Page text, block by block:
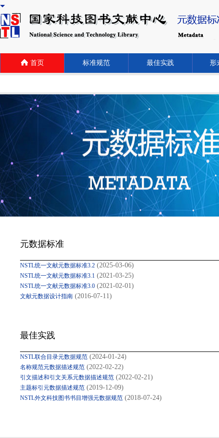
首页 标准规范 最佳实践 形
元数据标准
NSTL统一文献元数据标准3.2 (2025-03-06)
NSTL统一文献元数据标准3.1 (2021-03-25)
NSTL统一文献元数据标准3.0 (2021-02-01)
文献元数据设计指南 (2016-07-11)
最佳实践
NSTL联合目录元数据规范 (2024-01-24)
名称规范元数据描述规范 (2022-02-22)
引文描述和引文关系元数据描述规范 (2022-02-21)
主题标引元数据描述规范 (2019-12-09)
NSTL外文科技图书书目增强元数据规范 (2018-07-24)